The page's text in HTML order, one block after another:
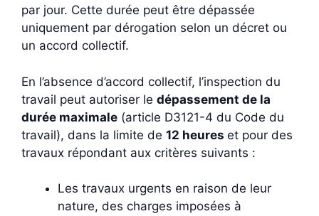
par jour. Cette durée peut être dépassée
uniquement par dérogation selon un décret ou
un accord collectif.
En l’absence d’accord collectif, l’inspection du
travail peut autoriser le dépassement de la
durée maximale (article D3121-4 du Code du
travail), dans la limite de 12 heures et pour des
travaux répondant aux critères suivants :
Les travaux urgents en raison de leur
nature, des charges imposées à